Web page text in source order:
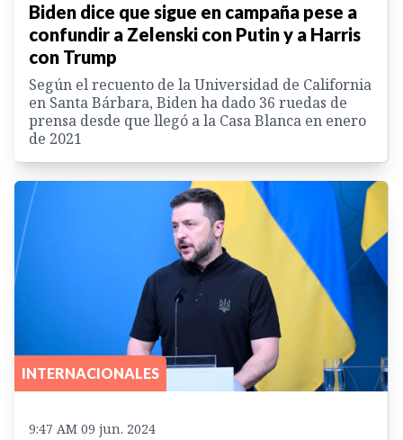
Biden dice que sigue en campaña pese a
confundir a Zelenski con Putin y a Harris
con Trump
Según el recuento de la Universidad de California
en Santa Bárbara, Biden ha dado 36 ruedas de
prensa desde que llegó a la Casa Blanca en enero
de 2021
INTERNACIONALES
9:47 AM 09 jun. 2024